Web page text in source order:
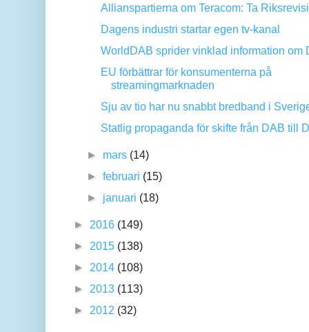
Allianspartierna om Teracom: Ta
Dagens industri startar egen tv-kanal
WorldDAB sprider vinklad information om
EU förbättrar för konsumenterna på
streamingmarknaden
Sju av tio har nu snabbt bredband i
Statlig propaganda för skifte från DAB till
► mars (14)
►februari (15)
► januari (18)
► 2016 (149)
► 2015 (138)
► 2014 (108)
► 2013 (113)
► 2012 (32)